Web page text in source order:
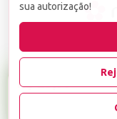
R$ 25,99
sua autorização!